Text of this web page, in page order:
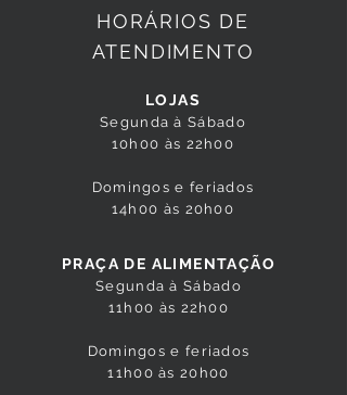
HORÁRIOS DE
ATENDIMENTO
LOJAS
Segunda à Sábado
10h00 às 22h00
Domingos e feriados
14h00 às 20h00
PRAÇA DE ALIMENTAÇÃO
Segunda à Sábado
11h00 às 22h00
Domingos e feriados
11h00 às 20h00